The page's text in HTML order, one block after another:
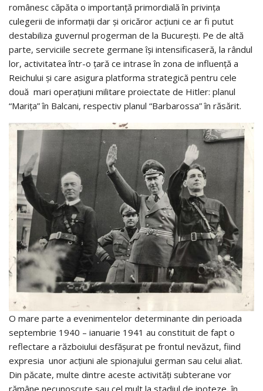
românesc căpăta o importanță primordială în privința
culegerii de informații dar și oricăror acțiuni ce ar fi putut
destabiliza guvernul progerman de la București. Pe de altă
parte, serviciile secrete germane își intensificaseră, la rândul
lor, activitatea într-o țară ce intrase în zona de influență a
Reichului și care asigura platforma strategică pentru cele
două mari operațiuni militare proiectate de Hitler: planul
“Marița” în Balcani, respectiv planul “Barbarossa” în răsărit.
O mare parte a evenimentelor determinante din perioada
septembrie 1940 – ianuarie 1941 au constituit de fapt o
reflectare a războiului desfășurat pe frontul nevăzut, fiind
expresia unor acțiuni ale spionajului german sau celui aliat.
Din păcate, multe dintre aceste activități subterane vor